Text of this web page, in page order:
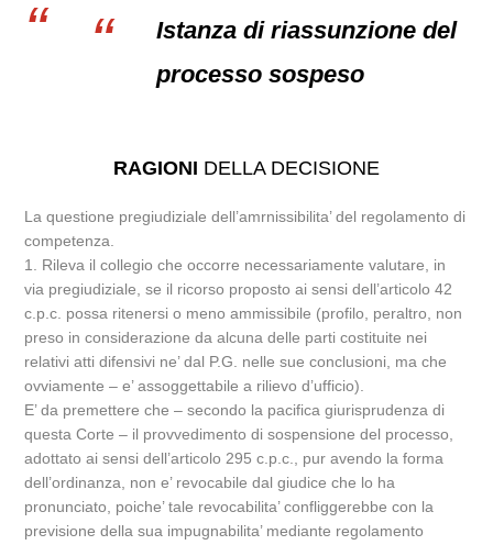
Istanza di riassunzione del
processo sospeso
RAGIONI DELLA DECISIONE
La questione pregiudiziale dell’amrnissibilita’ del regolamento di
competenza.
1. Rileva il collegio che occorre necessariamente valutare, in
via pregiudiziale, se il ricorso proposto ai sensi dell’articolo 42
c.p.c. possa ritenersi o meno ammissibile (profilo, peraltro, non
preso in considerazione da alcuna delle parti costituite nei
relativi atti difensivi ne’ dal P.G. nelle sue conclusioni, ma che
ovviamente – e’ assoggettabile a rilievo d’ufficio).
E’ da premettere che – secondo la pacifica giurisprudenza di
questa Corte – il provvedimento di sospensione del processo,
adottato ai sensi dell’articolo 295 c.p.c., pur avendo la forma
dell’ordinanza, non e’ revocabile dal giudice che lo ha
pronunciato, poiche’ tale revocabilita’ confliggerebbe con la
previsione della sua impugnabilita’ mediante regolamento